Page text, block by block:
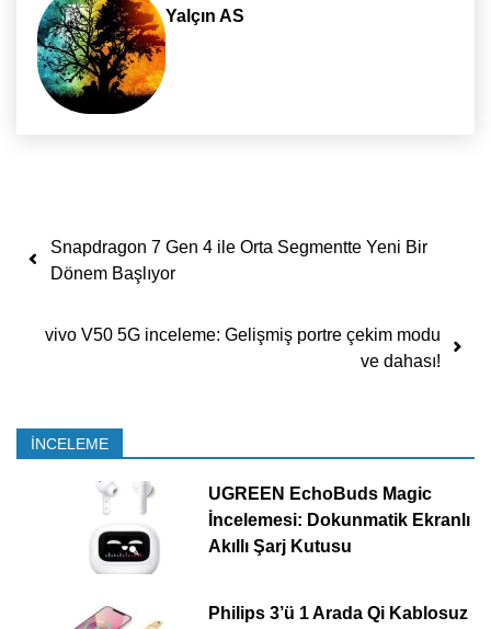
Yalçın AS
Yazı dolaşımı
Snapdragon 7 Gen 4 ile Orta Segmentte Yeni Bir
Dönem Başlıyor
vivo V50 5G inceleme: Gelişmiş portre çekim modu
ve dahası!
İNCELEME
UGREEN EchoBuds Magic
İncelemesi: Dokunmatik Ekranlı
Akıllı Şarj Kutusu
Philips 3’ü 1 Arada Qi Kablosuz